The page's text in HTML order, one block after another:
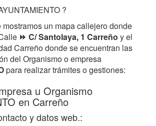
?
un mapa callejero donde
⏩ C/ Santolaya, 1 Carreño y el
Carreño donde se encuentran las
del Organismo o empresa
para realizar trámites o gestiones:
u Organismo
en Carreño
y datos web.: